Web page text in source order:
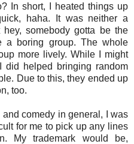
In short, I heated things up
haha. It was neither a
somebody gotta be the
a boring group. The whole
more lively. While I might
did helped bringing random
Due to this, they ended up
too.
and comedy in general, I was
for me to pick up any lines
My trademark would be,